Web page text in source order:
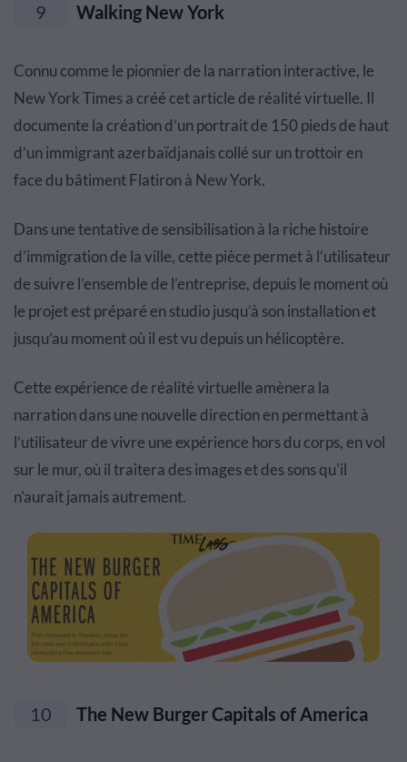
9 Walking New York
Connu comme le pionnier de la narration interactive, le
New York Times a créé cet article de réalité virtuelle. Il
documente la création d’un portrait de 150 pieds de haut
d’un immigrant azerbaïdjanais collé sur un trottoir en
face du bâtiment Flatiron à New York.
Dans une tentative de sensibilisation à la riche histoire
d’immigration de la ville, cette pièce permet à l’utilisateur
de suivre l’ensemble de l’entreprise, depuis le moment où
le projet est préparé en studio jusqu’à son installation et
jusqu’au moment où il est vu depuis un hélicoptère.
Cette expérience de réalité virtuelle amènera la
narration dans une nouvelle direction en permettant à
l’utilisateur de vivre une expérience hors du corps, en vol
sur le mur, où il traitera des images et des sons qu'il
n'aurait jamais autrement.
10 The New Burger Capitals of America